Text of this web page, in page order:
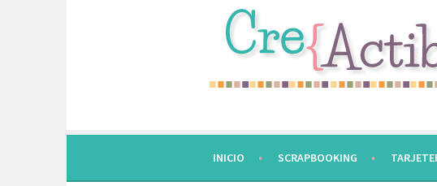
INICIO SCRAPBOOKING